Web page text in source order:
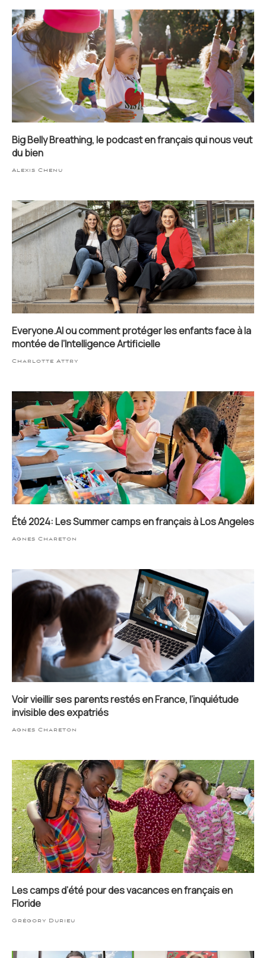
Big Belly Breathing, le podcast en français qui nous veut
du bien
Alexis Chenu
Everyone.AI ou comment protéger les enfants face à la
montée de l’Intelligence Artificielle
Charlotte Attry
Été 2024: Les Summer camps en français à Los Angeles
Agnes Chareton
Voir vieillir ses parents restés en France, l’inquiétude
invisible des expatriés
Agnes Chareton
Les camps d’été pour des vacances en français en
Floride
Grégory Durieu